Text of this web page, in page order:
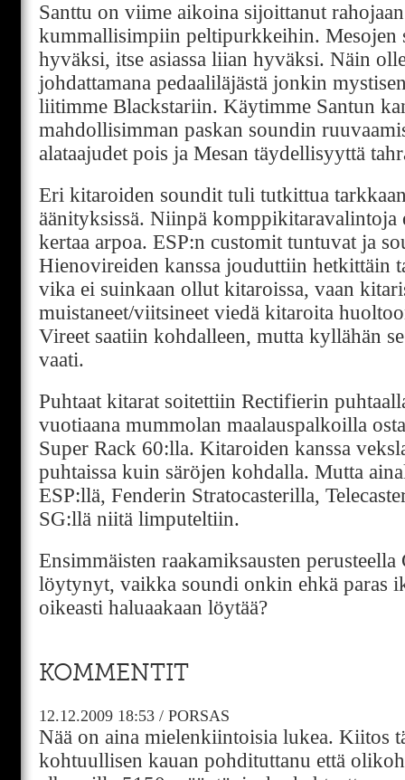
Santtu on viime aikoina sijoittanut
kummallisimpiin peltipurkkeihin. Mesojen
hyväksi, itse asiassa liian hyväksi. Näin
johdattamana pedaaliläjästä jonkin
liitimme Blackstariin. Käytimme Santun
mahdollisimman paskan soundin
alataajudet pois ja Mesan täydellisyyttä
Eri kitaroiden soundit tuli tutkittua
äänityksissä. Niinpä komppikitaravalintoja
kertaa arpoa. ESP:n customit tuntuvat ja
Hienovireiden kanssa jouduttiin hetkittäin
vika ei suinkaan ollut kitaroissa, vaan
muistaneet/viitsineet viedä kitaroita
Vireet saatiin kohdalleen, mutta kyllähän
vaati.
Puhtaat kitarat soitettiin Rectifierin
vuotiaana mummolan maalauspalkoilla
Super Rack 60:lla. Kitaroiden kanssa
puhtaissa kuin säröjen kohdalla. Mutta
ESP:llä, Fenderin Stratocasterilla,
SG:llä niitä limputeltiin.
Ensimmäisten raakamiksausten
löytynyt, vaikka soundi onkin ehkä paras
oikeasti haluaakaan löytää?
KOMMENTIT
12.12.2009 18:53 / PORSAS
Nää on aina mielenkiintoisia lukea. Kiitos
kohtuullisen kauan pohdituttanu että